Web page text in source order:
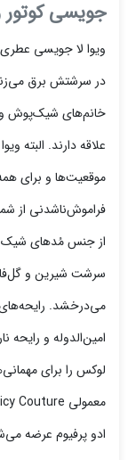
جویسی کوتور
ویوا لا جویسی
در سرشتش برق
خانم‌های شیک‌پوش
علاقه دارند.
موقعیت‌ها و برای
فراموش‌ناشدنی از
از جنس مُدهای شیک
سرشت شیرین و
می‌درخشد. رایحه‌های
امین‌الدوله و رایحه
لوکس را برای
ادو پرفیوم عرضه